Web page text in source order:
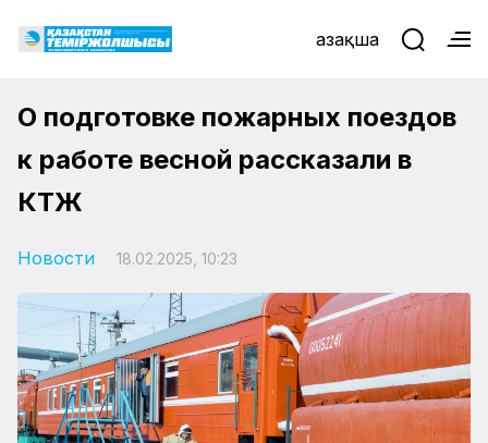
Қазақша
О подготовке пожарных поездов
к работе весной рассказали в
КТЖ
Новости 18.02.2025, 10:23